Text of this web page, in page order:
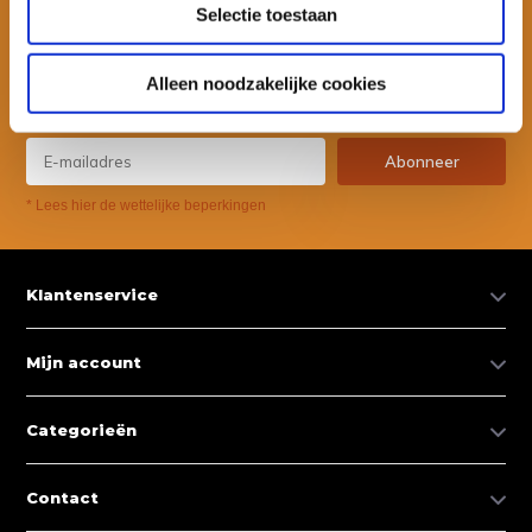
Selectie toestaan
Alleen noodzakelijke cookies
nieuwsbrief met allerlei suptips en persoonlijk advies. Schrijf je dan
snel in voor onze nieuwsbrief.
Abonneer
* Lees hier de wettelijke beperkingen
Klantenservice
Mijn account
Categorieën
Contact